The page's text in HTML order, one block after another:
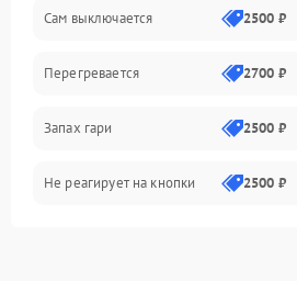
Сам выключается 2500 ₽
Перегревается 2700 ₽
Запах гари 2500 ₽
Не реагирует на кнопки 2500 ₽